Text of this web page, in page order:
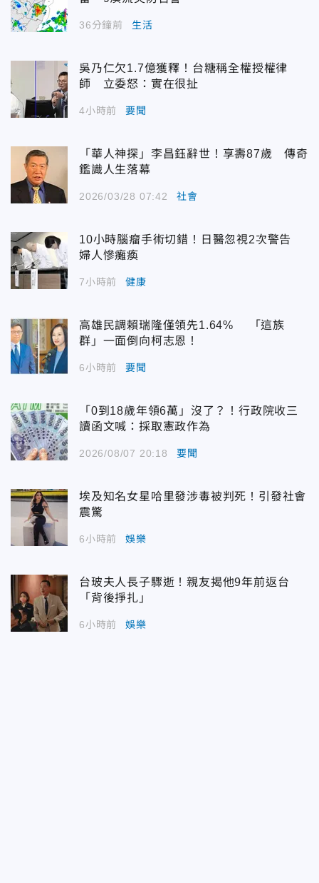
36分鐘前 生活
吳乃仁欠1.7億獲釋！台糖稱全權授權律
師 立委怒：實在很扯
4小時前 要聞
「華人神探」李昌鈺辭世！享壽87歲 傳奇
鑑識人生落幕
2026/03/28 07:42 社會
10小時腦瘤手術切錯！日醫忽視2次警告
婦人慘癱瘓
7小時前 健康
高雄民調賴瑞隆僅領先1.64% 「這族
群」一面倒向柯志恩！
6小時前 要聞
「0到18歲年領6萬」沒了？！行政院收三
讀函文喊：採取憲政作為
2026/08/07 20:18 要聞
埃及知名女星哈里發涉毒被判死！引發社會
震驚
6小時前 娛樂
台玻夫人長子驟逝！親友揭他9年前返台
「背後掙扎」
6小時前 娛樂